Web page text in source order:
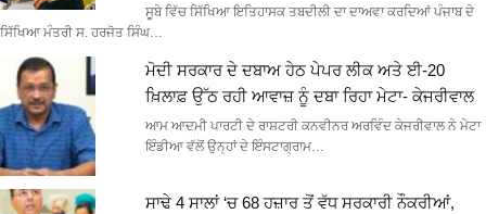
ਸੂਬੇ ਵਿੱਚ ਸਿੱਖਿਆ ਇਤਿਹਾਸਕ ਤਬਦੀਲੀ ਦਾ ਦਾਅਵਾ ਕਰਦਿਆਂ ਪੰਜਾਬ ਦੇ
ਸਿੱਖਿਆ ਮੰਤਰੀ ਸ. ਹਰਜੋਤ ਸਿੰਘ…
ਮੋਦੀ ਸਰਕਾਰ ਦੇ ਦਬਾਅ ਹੇਠ ਪੇਪਰ ਲੀਕ ਅਤੇ ਈ-20
ਖ਼ਿਲਾਫ਼ ਉੱਠ ਰਹੀ ਆਵਾਜ਼ ਨੂੰ ਦਬਾ ਰਿਹਾ ਮੇਟਾ- ਕੇਜਰੀਵਾਲ
ਆਮ ਆਦਮੀ ਪਾਰਟੀ ਦੇ ਰਾਸ਼ਟਰੀ ਕਨਵੀਨਰ ਅਰਵਿੰਦ ਕੇਜਰੀਵਾਲ ਨੇ ਮੇਟਾ
ਇੰਡੀਆ ਵੱਲੋਂ ਉਨ੍ਹਾਂ ਦੇ ਇੰਸਟਾਗ੍ਰਾਮ…
ਸਾਢੇ 4 ਸਾਲਾਂ ‘ਚ 68 ਹਜ਼ਾਰ ਤੋਂ ਵੱਧ ਸਰਕਾਰੀ ਨੌਕਰੀਆਂ,